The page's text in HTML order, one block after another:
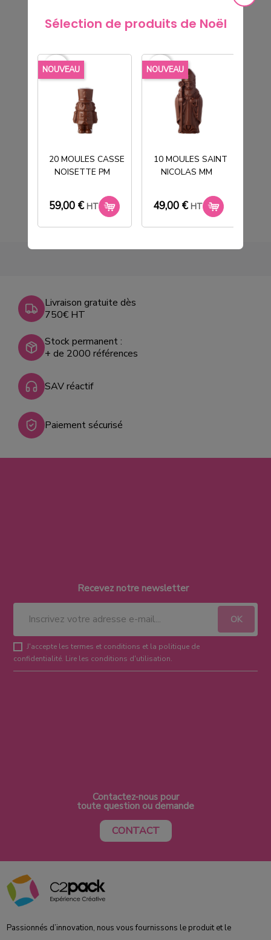
Sélection de produits de Noël
NOUVEAU
20 MOULES CASSE
NOISETTE PM
59,00 € HT
favorite_border NOUVEAU
10 MOULES SAINT
NICOLAS MM
49,00 € HT
favorite_border
BOITE 2 ALVEOLES BLANCHES
68,00 €
Livraison gratuite dès
750€ HT
Stock permanent :
+ de 2000 références
SAV réactif
Paiement sécurisé
Recevez notre newsletter
J'accepte les termes et conditions et la politique de
confidentialité. Lire les conditions d'utilisation.
Contactez-nous pour
toute question ou demande
CONTACT
Passionnés d’innovation, nous vous fournissons le produit et le